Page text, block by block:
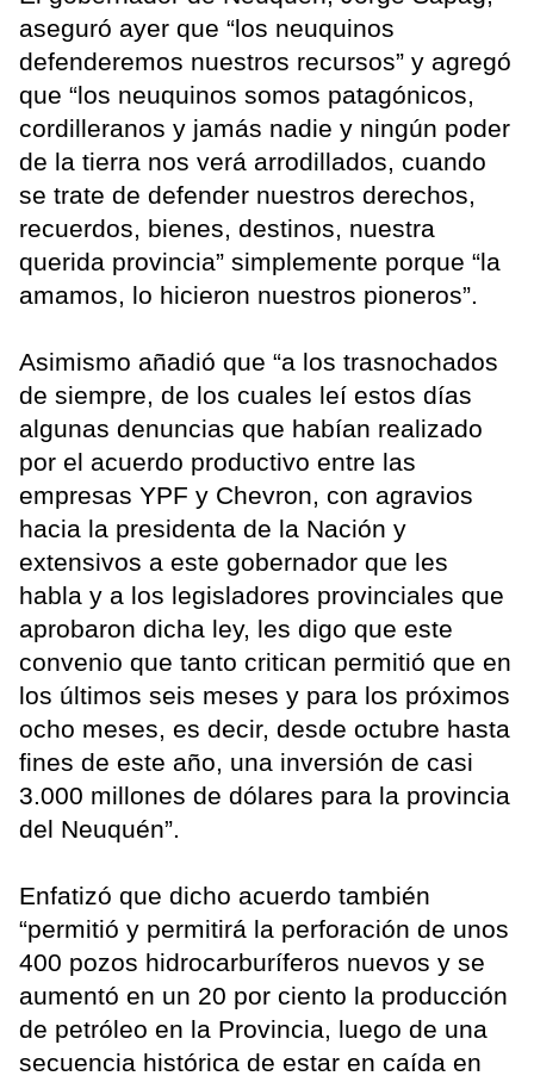
aseguró ayer que “los neuquinos
defenderemos nuestros recursos” y agregó
que “los neuquinos somos patagónicos,
cordilleranos y jamás nadie y ningún poder
de la tierra nos verá arrodillados, cuando
se trate de defender nuestros derechos,
recuerdos, bienes, destinos, nuestra
querida provincia” simplemente porque “la
amamos, lo hicieron nuestros pioneros”.
Asimismo añadió que “a los trasnochados
de siempre, de los cuales leí estos días
algunas denuncias que habían realizado
por el acuerdo productivo entre las
empresas YPF y Chevron, con agravios
hacia la presidenta de la Nación y
extensivos a este gobernador que les
habla y a los legisladores provinciales que
aprobaron dicha ley, les digo que este
convenio que tanto critican permitió que en
los últimos seis meses y para los próximos
ocho meses, es decir, desde octubre hasta
fines de este año, una inversión de casi
3.000 millones de dólares para la provincia
del Neuquén”.
Enfatizó que dicho acuerdo también
“permitió y permitirá la perforación de unos
400 pozos hidrocarburíferos nuevos y se
aumentó en un 20 por ciento la producción
de petróleo en la Provincia, luego de una
secuencia histórica de estar en caída en